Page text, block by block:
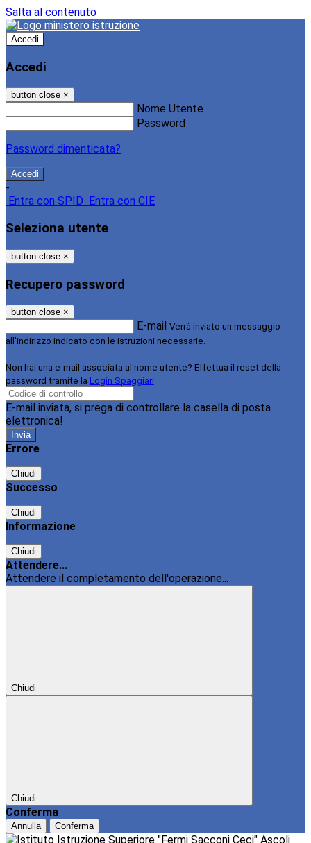
Salta al contenuto
Accedi
Accedi
button close ×
Nome Utente
Password
Password dimenticata?
-
Entra con SPID
Entra con CIE
Seleziona utente
button close ×
Recupero password
button close ×
E-mail Verrà inviato un messaggio
all'indirizzo indicato con le istruzioni necessarie.
Non hai una e-mail associata al nome utente? Effettua il reset della
password tramite la Login Spaggiari
E-mail inviata, si prega di controllare la casella di posta
elettronica!
Errore
Chiudi
Successo
Chiudi
Informazione
Chiudi
Attendere...
Attendere il completamento dell'operazione...
Chiudi
Chiudi
Conferma
Annulla Conferma